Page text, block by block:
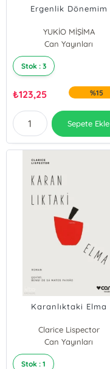
Ergenlik Dönemim
YUKİO MİŞİMA
Can Yayınları
Stok : 3
₺123,25 %15
Sepete Ekle
Karanlıktaki Elma
Clarice Lispector
Can Yayınları
Stok : 1